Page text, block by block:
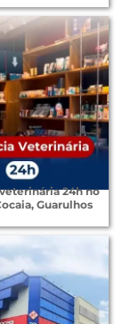
24h no
Guarulhos